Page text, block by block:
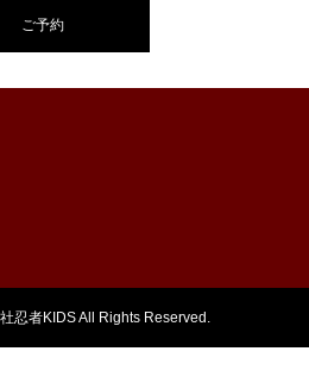
ご予約
忍者KIDS All Rights Reserved.